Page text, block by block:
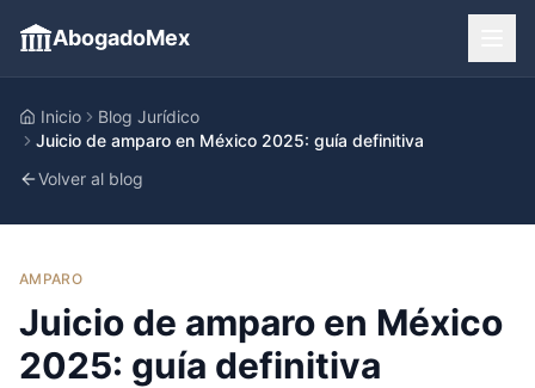
AbogadoMex
Inicio
Blog Jurídico
Juicio de amparo en México 2025: guía definitiva
Volver al blog
AMPARO
Juicio de amparo en México
2025: guía definitiva